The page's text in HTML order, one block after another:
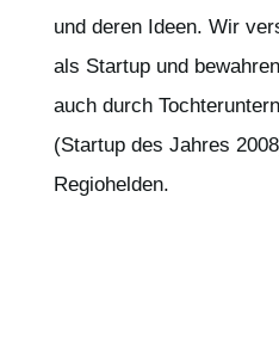
und deren Ideen. Wir
als Startup und
auch durch
(Startup des Jahres
Regiohelden.